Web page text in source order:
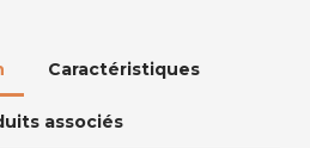
Caractéristiques
associés